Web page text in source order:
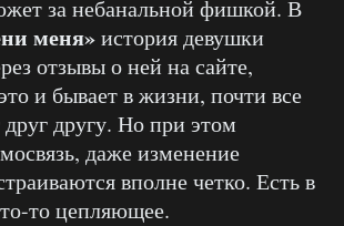
за небанальной фишкой. В
меня»история девушки
отзывы о ней на сайте,
и бывает в жизни, почти все
друг другу. Но при этом
даже изменение
вполне четко. Есть в
то цепляющее.